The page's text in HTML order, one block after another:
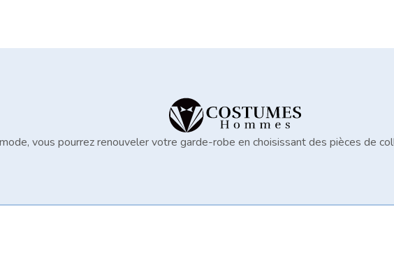
vous pourrez renouveler votre garde-robe en choisissant des pièces de